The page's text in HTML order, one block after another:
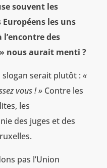
souvent les
les uns
des
nous aurait menti ?
slogan serait plutôt : «
vous ! » Contre les
les
des juges et des
pas l’Union